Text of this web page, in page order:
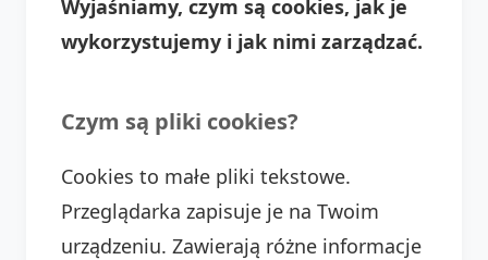
Wyjaśniamy, czym są cookies, jak je
wykorzystujemy i jak nimi zarządzać.
Czym są pliki cookies?
Cookies to małe pliki tekstowe.
Przeglądarka zapisuje je na Twoim
urządzeniu. Zawierają różne informacje